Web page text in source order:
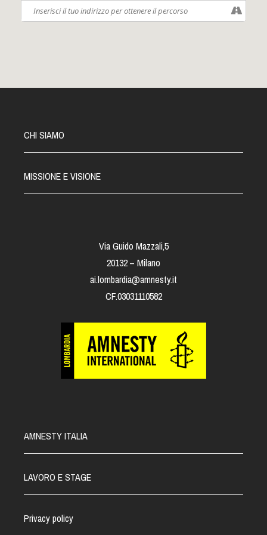
africana. E' autore ed interprete di monologhi teatrali: Parole fuori
luogo (2002), Musica e popoli (2003), B-Sogni (2004), Canto dello
banchetto informativo e di raccolta firme. Vi aspettiamo
CHI SIAMO
MISSIONE E VISIONE
Via Guido Mazzali,5
20132 – Milano
ai.lombardia@amnesty.it
CF.03031110582
AMNESTY ITALIA
LAVORO E STAGE
Privacy policy